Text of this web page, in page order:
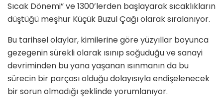
Sıcak Dönemi” ve 1300’lerden başlayarak sıcaklıkların
düştüğü meşhur Küçük Buzul Çağı olarak sıralanıyor.
Bu tarihsel olaylar, kimilerine göre yüzyıllar boyunca
gezegenin sürekli olarak ısınıp soğuduğu ve sanayi
devriminden bu yana yaşanan ısınmanın da bu
sürecin bir parçası olduğu dolayısıyla endişelenecek
bir sorun olmadığı şeklinde yorumlanıyor.